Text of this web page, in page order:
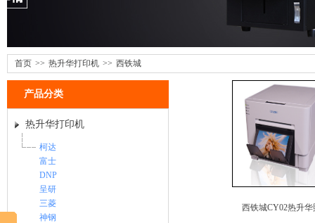
首页 >> 热升华打印机 >> 西铁城
产品分类
热升华打印机
柯达
富士
DNP
呈研
三菱
神钢
西铁城CY02热升华